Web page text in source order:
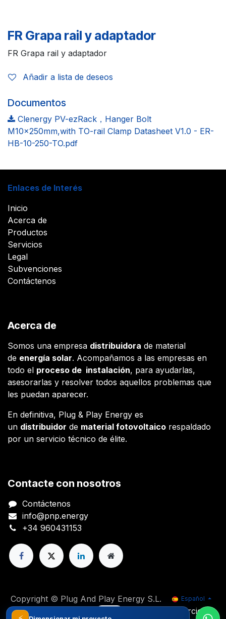
FR Grapa rail y adaptador
FR Grapa rail y adaptador
Añadir a lista de deseos
Documentos
Clenergy PV-ezRack，Hanger Bolt
M10x250mm,with TO-rail Clamp Datasheet V1.0 - ER-
HB-10-250-TO.pdf
Enlaces de Interés
Inicio
Acerca de
Productos
Servicios
Legal
Subvenciones
Contáctenos
Acerca de
Somos una empresa distribuidora de material
de energía solar. Acompañamos a las empresas en
todo el proceso de instalación, para ayudarlas,
asesorarlas y resolver todos aquellos problemas que
les puedan aparecer.
En definitiva, Plug & Play Energy es
un distribuidor de material fotovoltaico respaldado
por un servicio técnico de élite.
Contacte con nosotros
Contáctenos
info@pnp.energy
+34 960431153
Copyright © Plug And Play Energy S.L. Español
Con tecnología de
Comercio